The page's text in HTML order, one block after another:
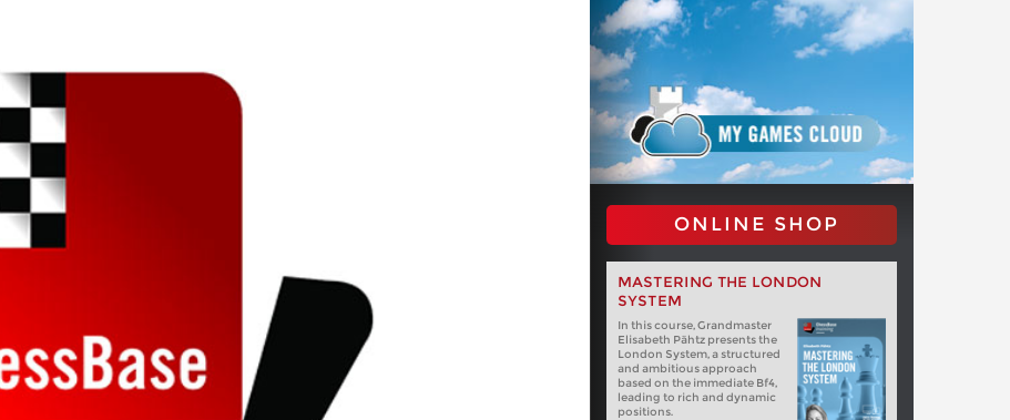
ONLINE SHOP
MASTERING THE LONDON
SYSTEM
In this course, Grandmaster
Elisabeth Pähtz presents the
London System, a structured
and ambitious approach
based on the immediate Bf4,
leading to rich and dynamic
positions.